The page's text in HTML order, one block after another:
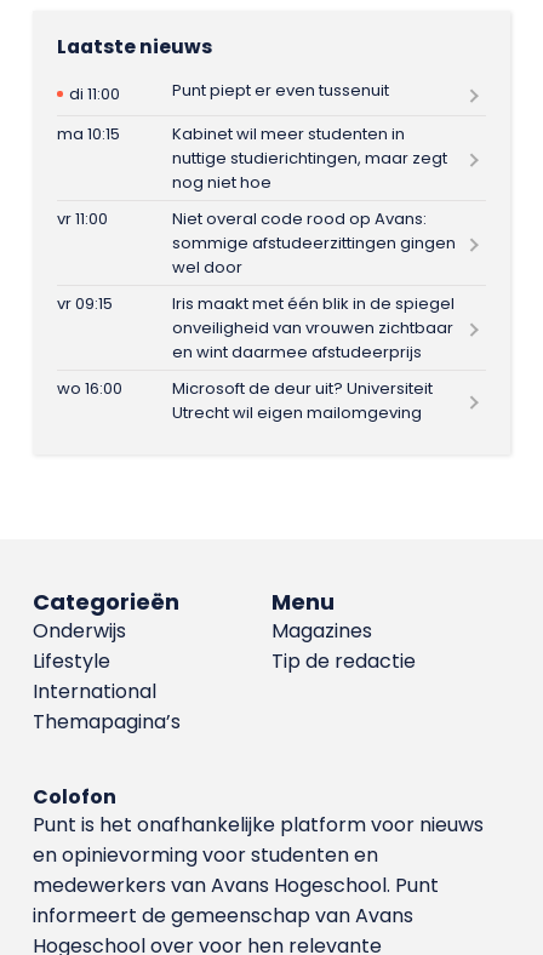
Laatste nieuws
di 11:00
Punt piept er even tussenuit
ma 10:15
Kabinet wil meer studenten in
nuttige studierichtingen, maar zegt
nog niet hoe
vr 11:00
Niet overal code rood op Avans:
sommige afstudeerzittingen gingen
wel door
vr 09:15
Iris maakt met één blik in de spiegel
onveiligheid van vrouwen zichtbaar
en wint daarmee afstudeerprijs
wo 16:00
Microsoft de deur uit? Universiteit
Utrecht wil eigen mailomgeving
Menu
Magazines
Tip de redactie
Categorieën
Onderwijs
Lifestyle
International
Themapagina’s
Colofon
Punt is het onafhankelijke platform voor nieuws
en opinievorming voor studenten en
medewerkers van Avans Hoge­school. Punt
informeert de gemeenschap van Avans
Hogeschool over voor hen relevante